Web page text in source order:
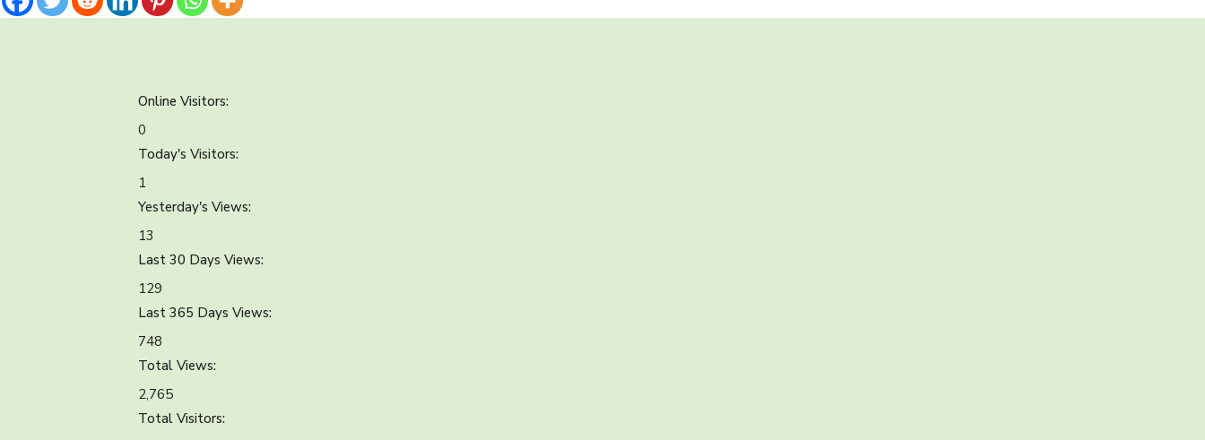
Online Visitors:
0
Today's Visitors:
1
Yesterday's Views:
13
Last 30 Days Views:
129
Last 365 Days Views:
748
Total Views:
2,765
Total Visitors: